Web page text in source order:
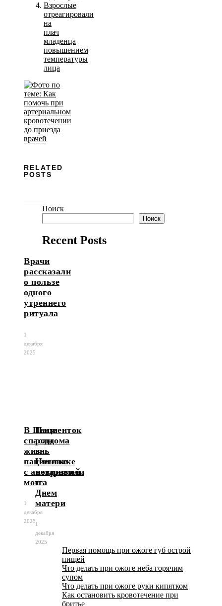
Взрослые
отреагировали
на
плач
младенца
повышением
температуры
лица
RELATED
POSTS
Врачи
рассказали
о пользе
одного
утреннего
ритуала
1
декабря
2025
В Пензе
спасли
жизнь
пациентке
с аневризмой
мозга
1
декабря
2025
Пациенток
роддома
в
Ногинске
поздравили
с
Днем
матери
1
декабря
2025
Поиск
Поиск
Recent Posts
Первая помощь при ожоге губ острой
пищей
Что делать при ожоге неба горячим
супом
Что делать при ожоге руки кипятком
Как остановить кровотечение при
бритье